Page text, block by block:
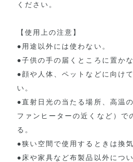
ください。
【使用上の注意】
●用途以外には使わない。
●子供の手の届くところに置かな
●顔や人体、ペットなどに向け
い。
●直射日光の当たる場所、高温
ファンヒーターの近くなど）で
る。
●狭い空間で使用するときは換
●床や家具など布製品以外につ